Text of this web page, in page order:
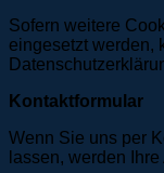
Sofern weitere
eingesetzt werden,
Kontaktformular
Wenn Sie uns per
lassen, werden